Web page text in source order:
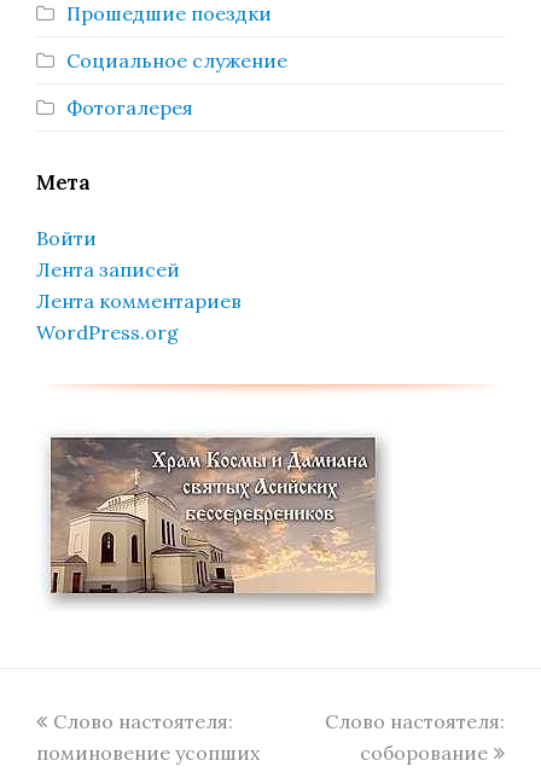
Прошедшие поездки
Социальное служение
Фотогалерея
Мета
Войти
Лента записей
Лента комментариев
WordPress.org
previous
post:
Слово настоятеля:
поминовение усопших
next
post:
Слово настоятеля:
соборование